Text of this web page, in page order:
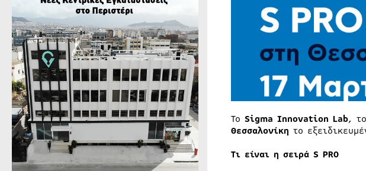
Το Sigma Innovation Lab,
Θεσσαλονίκη το
Τι είναι η σειρά S PRO